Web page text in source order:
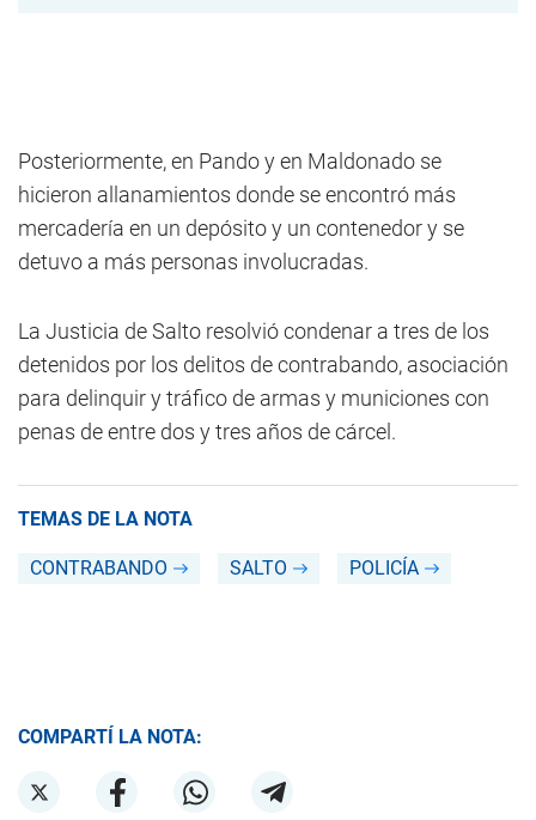
Posteriormente, en Pando y en Maldonado se
hicieron allanamientos donde se encontró más
mercadería en un depósito y un contenedor y se
detuvo a más personas involucradas.
La Justicia de Salto resolvió condenar a tres de los
detenidos por los delitos de contrabando, asociación
para delinquir y tráfico de armas y municiones con
penas de entre dos y tres años de cárcel.
TEMAS DE LA NOTA
CONTRABANDO SALTO POLICÍA
COMPARTÍ LA NOTA: